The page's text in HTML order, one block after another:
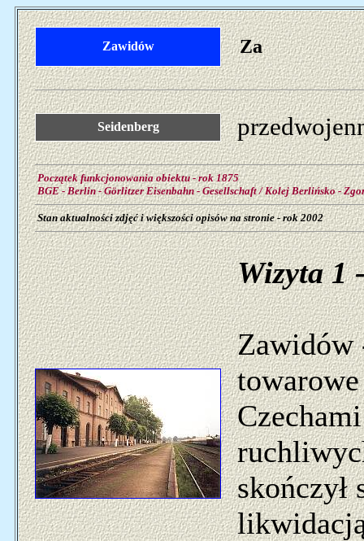
Zawidów Za
Seidenberg
Początek funkcjonowania obiektu - rok 1875
BGE - Berlin - Görlitzer Eisenbahn - Gesellschaft / Kolej Berlińsko -
Stan aktualności zdjęć i większości opisów na stronie - rok 2002
Wizyta 1
skończył